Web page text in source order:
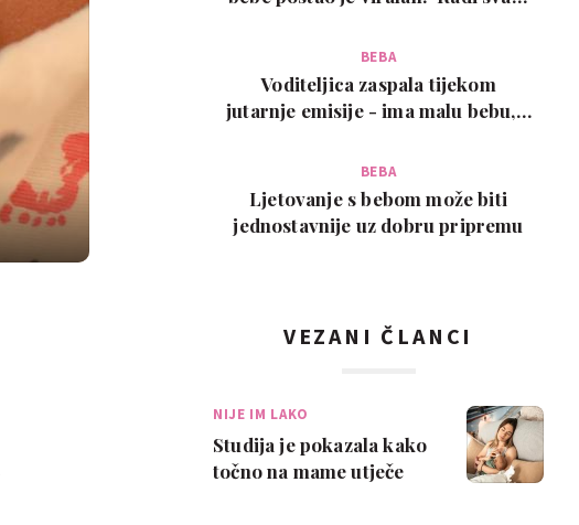
BEBA
Voditeljica zaspala tijekom
jutarnje emisije - ima malu bebu, a
BEBA
Ljetovanje s bebom može biti
jednostavnije uz dobru pripremu
VEZANI ČLANCI
NIJE IM LAKO
Studija je pokazala kako
točno na mame utječe